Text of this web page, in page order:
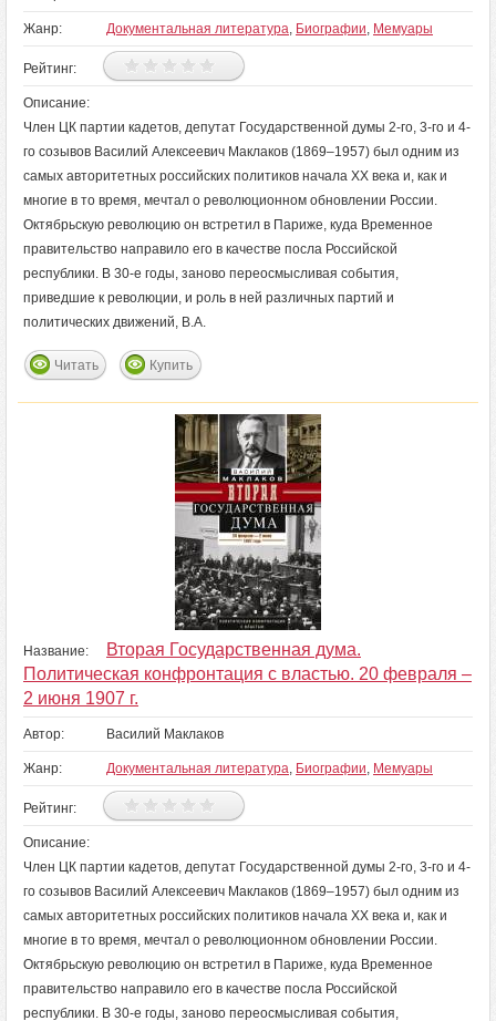
Жанр: Документальная литература, Биографии, Мемуары
Рейтинг:
Описание:
Член ЦК партии кадетов, депутат Государственной думы 2-го, 3-го и 4-
го созывов Василий Алексеевич Маклаков (1869–1957) был одним из
самых авторитетных российских политиков начала XX века и, как и
многие в то время, мечтал о революционном обновлении России.
Октябрьскую революцию он встретил в Париже, куда Временное
правительство направило его в качестве посла Российской
республики. В 30-е годы, заново переосмысливая события,
приведшие к революции, и роль в ней различных партий и
политических движений, В.А.
Читать Купить
Название:
Вторая Государственная дума.
Политическая конфронтация с властью. 20 февраля –
2 июня 1907 г.
Автор: Василий Маклаков
Жанр: Документальная литература, Биографии, Мемуары
Рейтинг:
Описание:
Член ЦК партии кадетов, депутат Государственной думы 2-го, 3-го и 4-
го созывов Василий Алексеевич Маклаков (1869–1957) был одним из
самых авторитетных российских политиков начала XX века и, как и
многие в то время, мечтал о революционном обновлении России.
Октябрьскую революцию он встретил в Париже, куда Временное
правительство направило его в качестве посла Российской
республики. В 30-е годы, заново переосмысливая события,